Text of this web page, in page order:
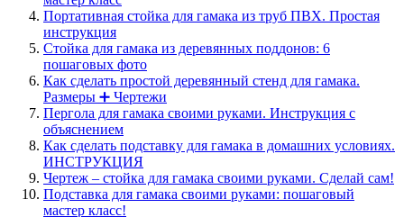
Портативная стойка для гамака из труб ПВХ. Простая
инструкция
Стойка для гамака из деревянных поддонов: 6
пошаговых фото
Как сделать простой деревянный стенд для гамака.
Размеры ➕ Чертежи
Пергола для гамака своими руками. Инструкция с
объяснением
Как сделать подставку для гамака в домашних условиях.
ИНСТРУКЦИЯ
Чертеж – стойка для гамака своими руками. Сделай сам!
Подставка для гамака своими руками: пошаговый
мастер класс!